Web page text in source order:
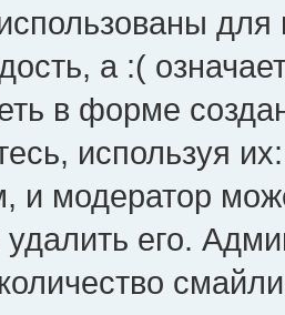
а :(
в форме
используя
и модератор
его.